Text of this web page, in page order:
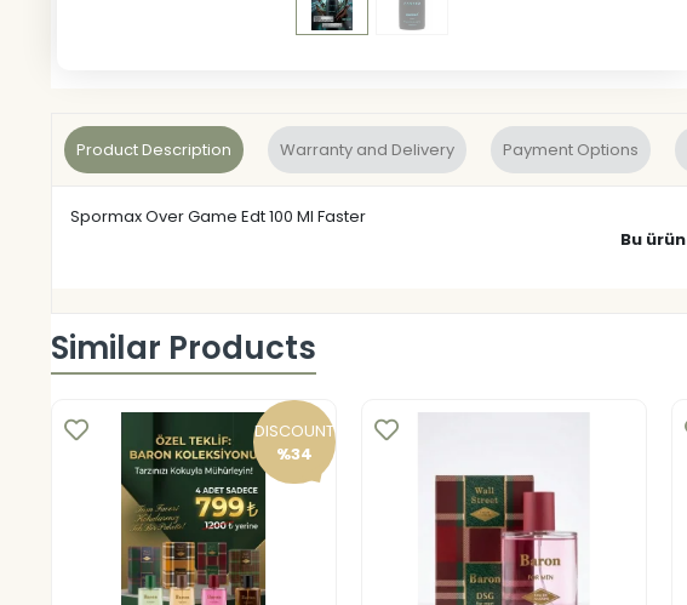
Product Description Warranty and Delivery Payment Options
Spormax Over Game Edt 100 Ml Faster
Bu ürün
Similar Products
DISCOUNT
%34